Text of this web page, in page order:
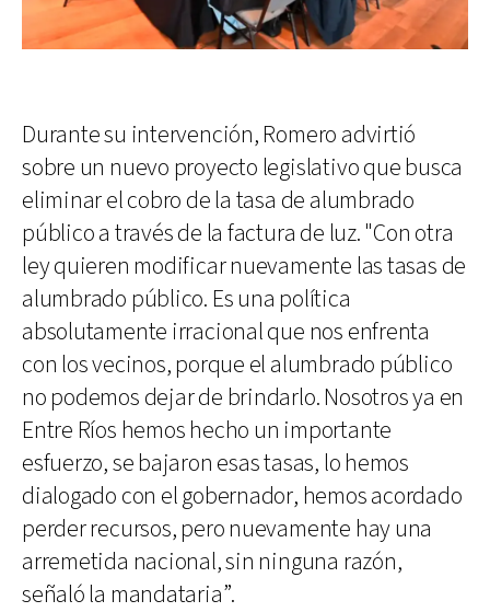
Durante su intervención, Romero advirtió
sobre un nuevo proyecto legislativo que busca
eliminar el cobro de la tasa de alumbrado
público a través de la factura de luz. "Con otra
ley quieren modificar nuevamente las tasas de
alumbrado público. Es una política
absolutamente irracional que nos enfrenta
con los vecinos, porque el alumbrado público
no podemos dejar de brindarlo. Nosotros ya en
Entre Ríos hemos hecho un importante
esfuerzo, se bajaron esas tasas, lo hemos
dialogado con el gobernador, hemos acordado
perder recursos, pero nuevamente hay una
arremetida nacional, sin ninguna razón,
señaló la mandataria”.